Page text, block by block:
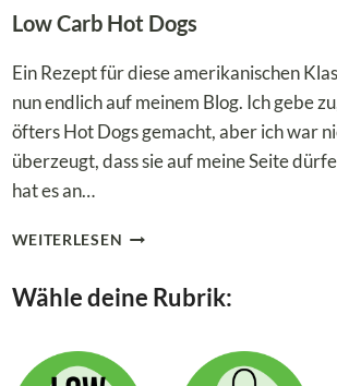
Low Carb Hot Dogs
Ein Rezept für diese amerikanischen
nun endlich auf meinem Blog. Ich gebe
öfters Hot Dogs gemacht, aber ich war
überzeugt, dass sie auf meine Seite
hat es an…
WEITERLESEN LOW
DOGS
Wähle deine Rubrik: